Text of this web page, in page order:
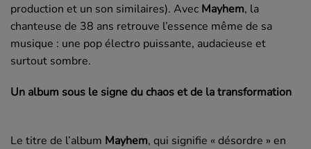
production et un son similaires). Avec Mayhem, la
chanteuse de 38 ans retrouve l’essence même de sa
musique : une pop électro puissante, audacieuse et
surtout sombre.
Un album sous le signe du chaos et de la transformation
Le titre de l’album Mayhem, qui signifie « désordre » en